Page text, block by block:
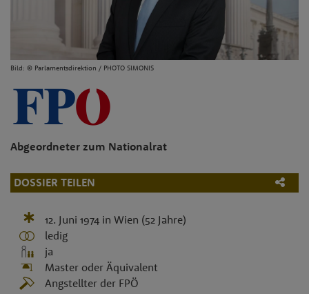
Bild: © Parlamentsdirektion / PHOTO SIMONIS
Abgeordneter zum Nationalrat
DOSSIER TEILEN
12. Juni 1974in Wien (52 Jahre)
ledig
ja
Master oder Äquivalent
Angstellter der FPÖ